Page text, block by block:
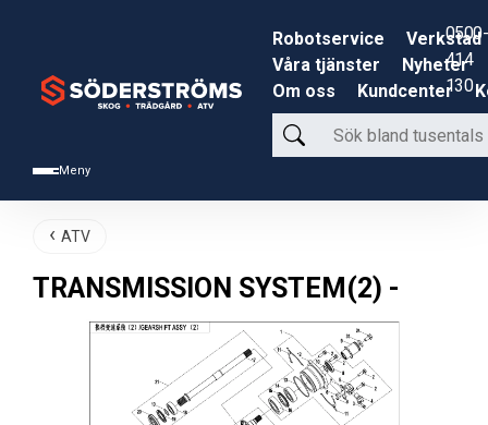
Meny
Robotservice
Verkstad
Våra tjänster
Nyheter
Om oss
Kundcenter
Sök
bland
produkter
0500-
414
130
ATV
TRANSMISSION SYSTEM(2) -